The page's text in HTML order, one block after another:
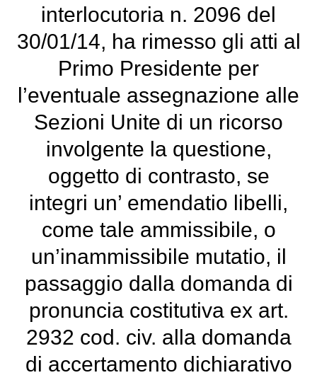
interlocutoria n. 2096 del
30/01/14, ha rimesso gli atti al
Primo Presidente per
l’eventuale assegnazione alle
Sezioni Unite di un ricorso
involgente la questione,
oggetto di contrasto, se
integri un’ emendatio libelli,
come tale ammissibile, o
un’inammissibile mutatio, il
passaggio dalla domanda di
pronuncia costitutiva ex art.
2932 cod. civ. alla domanda
di accertamento dichiarativo